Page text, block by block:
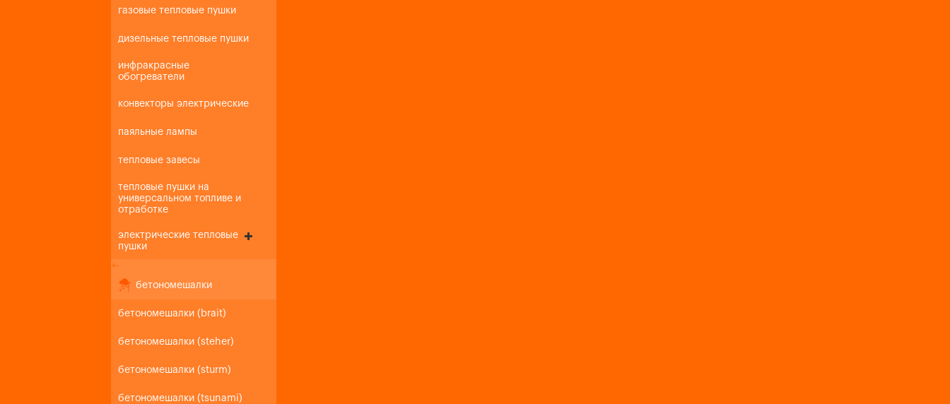
газовые тепловые пушки
дизельные тепловые пушки
инфракрасные
обогреватели
конвекторы электрические
паяльные лампы
тепловые завесы
тепловые пушки на
универсальном топливе и
отработке
электрические тепловые
пушки
+-
бетономешалки
бетономешалки (brait)
бетономешалки (steher)
бетономешалки (sturm)
бетономешалки (tsunami)